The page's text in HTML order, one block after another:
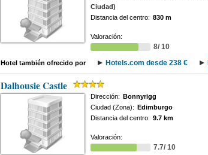
Ciudad)
Distancia del centro: 830 m
Valoración:
8/ 10
Hotel también ofrecido por Hotels.com desde 238 €
Dalhousie Castle
Dirección: Bonnyrigg
Ciudad (Zona): Edimburgo
Distancia del centro: 9.7 km
Valoración:
7.7/ 10